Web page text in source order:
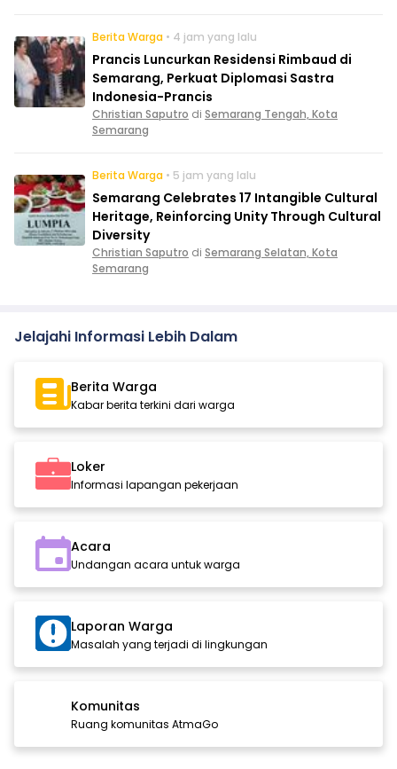
Berita Warga • 4 jam yang lalu
Prancis Luncurkan Residensi Rimbaud di
Semarang, Perkuat Diplomasi Sastra
Indonesia-Prancis
Christian Saputro di Semarang Tengah, Kota
Semarang
Berita Warga • 5 jam yang lalu
Semarang Celebrates 17 Intangible Cultural
Heritage, Reinforcing Unity Through Cultural
Diversity
Christian Saputro di Semarang Selatan, Kota
Semarang
Jelajahi Informasi Lebih Dalam
Berita Warga
Kabar berita terkini dari warga
Loker
Informasi lapangan pekerjaan
Acara
Undangan acara untuk warga
Laporan Warga
Masalah yang terjadi di lingkungan
Komunitas
Ruang komunitas AtmaGo